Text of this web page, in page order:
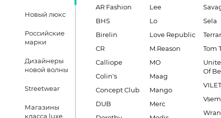
Новый люкс
Российские
марки
Дизайнеры
новой волны
Streetwear
Магазины
класса luxe
AR Fashion
BHS
Birelin
CR
Calliope
Colin's
Concept Club
DUB
Lee
Lo
Love Republic
M.Reason
MO
Maag
Mango
Merc
Sela
Tom
Of
VILET